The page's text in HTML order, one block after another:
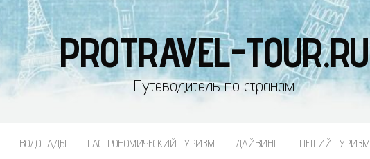
PROTRAVEL-TOUR.RU
Путеводитель по странам
ВОДОПАДЫ ГАСТРОНОМИЧЕСКИЙ ТУРИЗМ ДАЙВИНГ ПЕШИЙ ТУРИЗМ